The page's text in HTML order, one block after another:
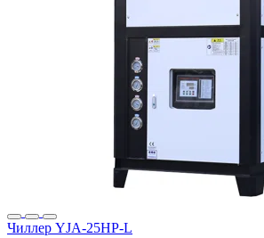
Чиллер YJA-25HP-L